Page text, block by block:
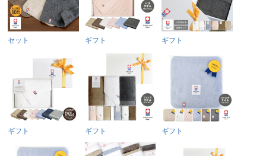
セット ギフト ギフト
ギフト ギフト ギフト